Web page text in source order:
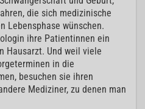
die sich medizinische
Lebensphase wünschen.
ihre Patientinnen ein
Hausarzt. Und weil viele
in die
besuchen sie ihren
Mediziner, zu denen man